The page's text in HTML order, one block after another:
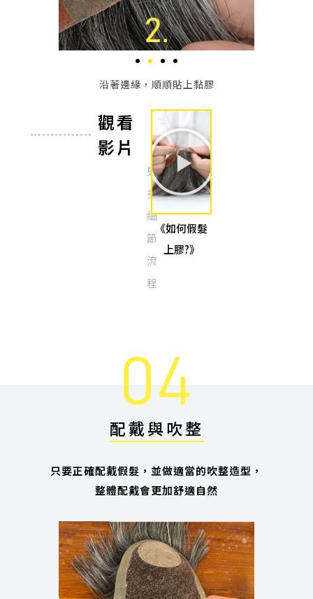
沿著邊緣，順順貼上黏膠
觀看
影片
更
多
細
節
流
程
《如何假髮
上膠?》
配戴與吹整
只要正確配戴假髮，並做適當的吹整造型，
整體配戴會更加舒適自然